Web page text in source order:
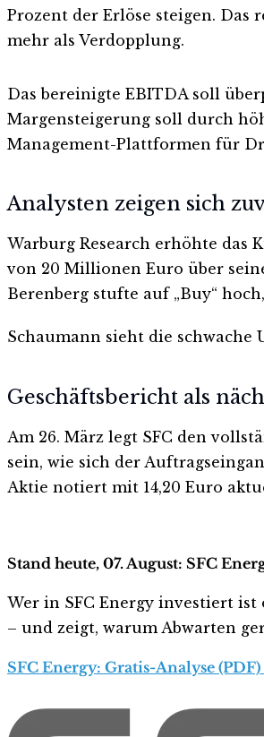
Prozent der Erlöse steigen. Das
mehr als Verdopplung.
Das bereinigte EBITDA soll
Margensteigerung soll durch
Management-Plattformen für
Analysten zeigen sich
Warburg Research erhöhte das
von 20 Millionen Euro über
Berenberg stufte auf „Buy“
Schaumann sieht die
Geschäftsbericht als
Am 26. März legt SFC den
sein, wie sich der
Aktie notiert mit 14,20 Euro
Stand heute, 07. August: SFC
Wer in SFC Energy investiert
– und zeigt, warum Abwarten
SFC Energy: Gratis-Analyse